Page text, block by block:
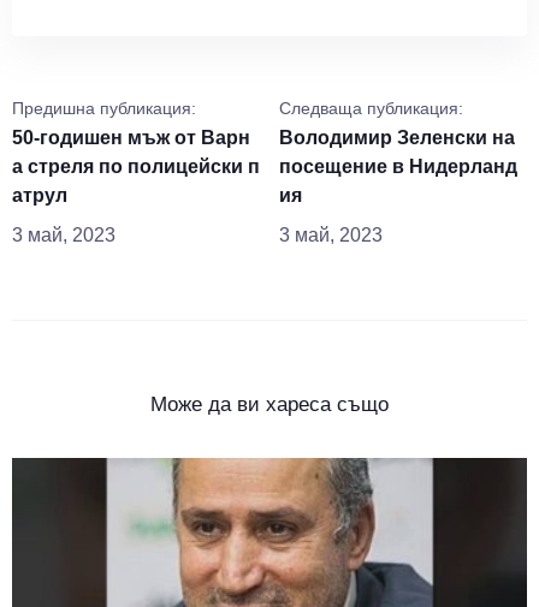
Предишна публикация:
50-годишен мъж от Варн
а стреля по полицейски п
атрул
3 май, 2023
Следваща публикация:
Володимир Зеленски на
посещение в Нидерланд
ия
3 май, 2023
Може да ви хареса също